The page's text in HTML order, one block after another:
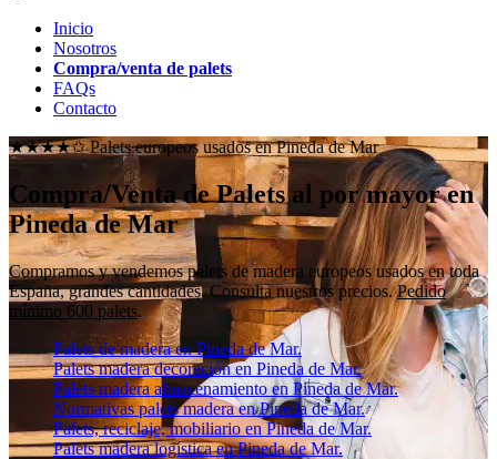
Inicio
Nosotros
Compra/venta de palets
FAQs
Contacto
★★★★✩ Palets europeos usados enPineda de Mar
Compra/Venta de Palets al por mayor en
Pineda de Mar
Compramos y vendemos palets de madera europeos usados en toda
España, grandes cantidades. Consulta nuestros precios.Pedido
mínimo 600 palets.
Palets de madera en Pineda de Mar.
Palets madera decoración en Pineda de Mar.
Palets madera almacenamiento en Pineda de Mar.
Normativas palets madera en Pineda de Mar.
Palets, reciclaje, mobiliario en Pineda de Mar.
Palets madera logística en Pineda de Mar.